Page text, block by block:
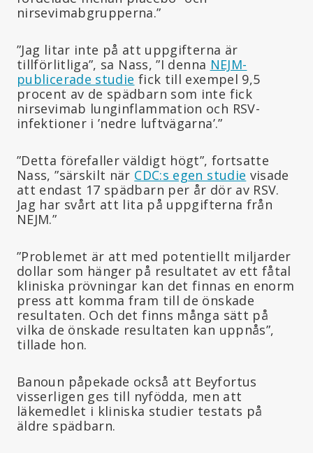
nirsevimabgrupperna.”
”Jag litar inte på att uppgifterna är
tillförlitliga”, sa Nass, ”I denna NEJM-
publicerade studie fick till exempel 9,5
procent av de spädbarn som inte fick
nirsevimab lunginflammation och RSV-
infektioner i ’nedre luftvägarna’.”
”Detta förefaller väldigt högt”, fortsatte
Nass, ”särskilt när CDC:s egen studie visade
att endast 17 spädbarn per år dör av RSV.
Jag har svårt att lita på uppgifterna från
NEJM.”
”Problemet är att med potentiellt miljarder
dollar som hänger på resultatet av ett fåtal
kliniska prövningar kan det finnas en enorm
press att komma fram till de önskade
resultaten. Och det finns många sätt på
vilka de önskade resultaten kan uppnås”,
tillade hon.
Banoun påpekade också att Beyfortus
visserligen ges till nyfödda, men att
läkemedlet i kliniska studier testats på
äldre spädbarn.